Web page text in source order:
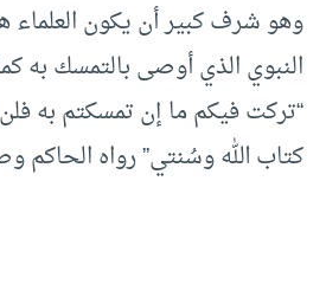
وهو شرف كبير أن يكون العلماء
النبوي الذي أوصى بالتمسك به
“تركت فيكم ما إن تمسكتم به فلن
كتاب الله وسُنتي” رواه